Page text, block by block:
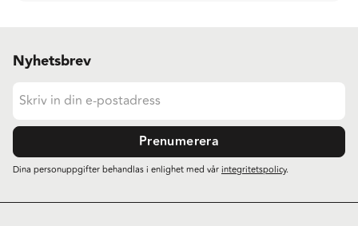
Nyhetsbrev
Prenumerera
Dina personuppgifter behandlas i enlighet med vårintegritetspolicy.